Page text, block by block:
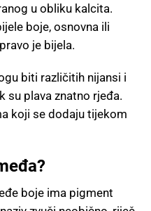
u obliku kalcita.
boje, osnovna ili
je bijela.
biti različitih nijansi i
su plava znatno rjeđa.
koji se dodaju tijekom
boje ima pigment